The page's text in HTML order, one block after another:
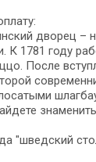
дворец –
К 1781 году
После
"шведский